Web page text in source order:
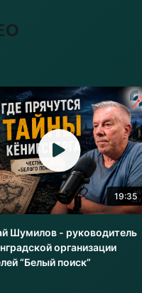
19:35
Шумилов - руководитель
организации
“Белый поиск”